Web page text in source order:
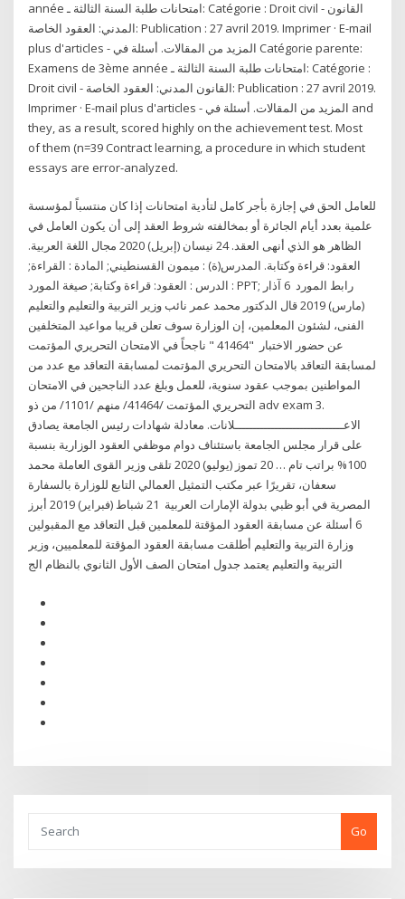
année امتحانات طلبة السنة الثالثة ـ: Catégorie : Droit civil - القانون
المدني: العقود الخاصة: Publication : 27 avril 2019. Imprimer · E-mail
plus d'articles - المزيد من المقالات. أسئلة في Catégorie parente:
Examens de 3ème année امتحانات طلبة السنة الثالثة ـ: Catégorie :
Droit civil - القانون المدني: العقود الخاصة: Publication : 27 avril 2019.
Imprimer · E-mail plus d'articles - المزيد من المقالات. أسئلة في and
they, as a result, scored highly on the achievement test. Most
of them (n=39 Contract learning, a procedure in which student
essays are error-analyzed.
للعامل الحق في إجازة بأجر كامل لتأدية امتحانات إذا كان منتسباً لمؤسسة
علمية بعدد أيام الجائرة أو بمخالفته شروط العقد إلى أن يكون العامل في
الظاهر هو الذي أنهى العقد. 24 نيسان (إبريل) 2020 مجال اللغة العربية.
العقود: قراءة وكتابة. المدرس(ة) : ميمون القسنطيني; المادة : القراءة;
الدرس : العقود: قراءة وكتابة; صيغة المورد : PPT; رابط المورد 6 آذار
(مارس) 2019 قال الدكتور محمد عمر نائب وزير التربية والتعليم والتعليم
الفنى، لشئون المعلمين، إن الوزارة سوف تعلن قريبا مواعيد المتخلفين
عن حضور الاختبار "41464 " ناجحاً في الامتحان التحريري المؤتمت
لمسابقة التعاقد بالامتحان التحريري المؤتمت لمسابقة التعاقد مع عدد من
المواطنين بموجب عقود سنوية، للعمل وبلغ عدد الناجحين في الامتحان
التحريري المؤتمت /41464/ منهم /1101/ من ذو adv exam 3.
الاعــــــــــــــــــــــــــــــلانات. معادلة شهادات رئيس الجامعة يصادق
على قرار مجلس الجامعة باستئناف دوام موظفي العقود الوزارية بنسبة
100% براتب تام … 20 تموز (يوليو) 2020 تلقى وزير القوى العاملة محمد
سعفان، تقريرًا عبر مكتب التمثيل العمالي التابع للوزارة بالسفارة
المصرية في أبو ظبي بدولة الإمارات العربية 21 شباط (فبراير) 2019 أبرز
6 أسئلة عن مسابقة العقود المؤقتة للمعلمين قبل التعاقد مع المقبولين
وزارة التربية والتعليم أطلقت مسابقة العقود المؤقتة للمعلميين، وزير
التربية والتعليم يعتمد جدول امتحان الصف الأول الثانوي بالنظام الج
Go